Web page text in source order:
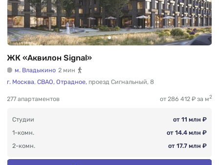
ЖК «Аквилон Signal»
м. Владыкино 2 мин
г. Москва, СВАО, Отрадное, проезд Сигнальный, 8
277 апартаментов от 286 412 ₽ за м2
Студии
от 11 млн ₽
1-комн.
от 14.4 млн ₽
2-комн.
от 17.7 млн ₽